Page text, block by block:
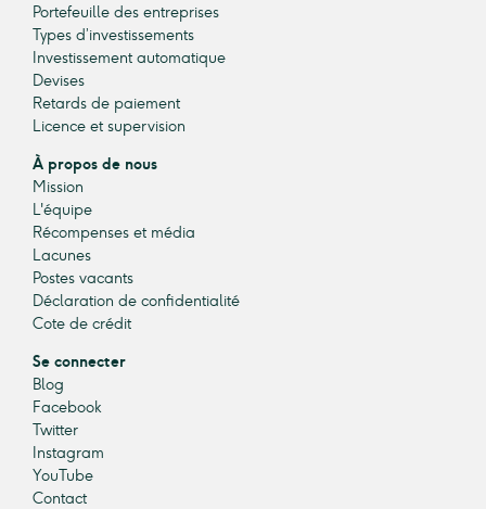
Portefeuille des entreprises
Types d’investissements
Investissement automatique
Devises
Retards de paiement
Licence et supervision
À propos de nous
Mission
L'équipe
Récompenses et média
Lacunes
Postes vacants
Déclaration de confidentialité
Cote de crédit
Se connecter
Blog
Facebook
Twitter
Instagram
YouTube
Contact